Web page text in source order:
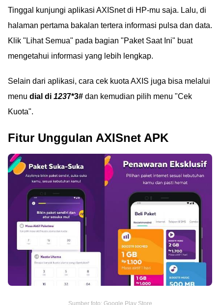
Tinggal kunjungi aplikasi AXISnet di HP-mu saja. Lalu, di
halaman pertama bakalan tertera informasi pulsa dan data.
Klik "Lihat Semua" pada bagian "Paket Saat Ini" buat
mengetahui informasi yang lebih lengkap.
Selain dari aplikasi, cara cek kuota AXIS juga bisa melalui
menu dial di 1237*3# dan kemudian pilih menu "Cek
Kuota".
Fitur Unggulan AXISnet APK
Sumber foto: Google Play Store